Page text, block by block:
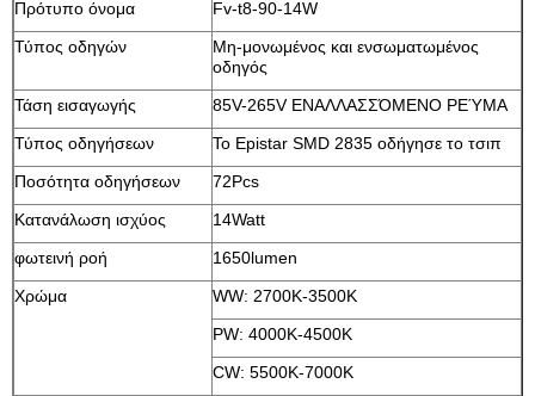
Πρότυπο όνομα
Fv-t8-90-14W
Τύπος οδηγών
Μη-μονωμένος και ενσωματωμένος
οδηγός
Τάση εισαγωγής
85V-265V ΕΝΑΛΛΑΣΣΌΜΕΝΟ ΡΕΎΜΑ
Τύπος οδηγήσεων
Το Epistar SMD 2835 οδήγησε το τσιπ
Ποσότητα οδηγήσεων
72Pcs
Κατανάλωση ισχύος
14Watt
φωτεινή ροή
1650lumen
Χρώμα
WW: 2700K-3500K
PW: 4000K-4500K
CW: 5500K-7000K